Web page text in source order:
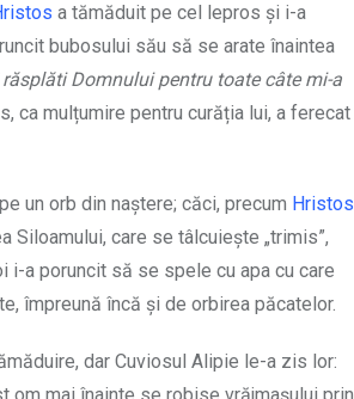
a tămăduit pe cel lepros și i-a
bubosului său să se arate înaintea
răsplăti Domnului pentru toate câte mi-a
ca mulțumire pentru curăția lui, a ferecat
un orb din naștere; căci, precum Hristos
care se tâlcuiește „trimis”,
i-a poruncit să se spele cu apa cu care
împreună încă și de orbirea păcatelor.
dar Cuviosul Alipie le-a zis lor: